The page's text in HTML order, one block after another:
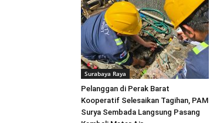
Surabaya Raya
Pelanggan di Perak Barat
Kooperatif Selesaikan Tagihan, PAM
Surya Sembada Langsung Pasang